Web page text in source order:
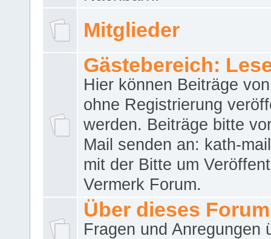
Mitglieder
Gästebereich:
Hier können Beiträge
ohne Registrierung
werden. Beiträge bitte
Mail senden an: kath-
mit der Bitte um
Vermerk Forum.
Über dieses Forum
Fragen und Anregungen